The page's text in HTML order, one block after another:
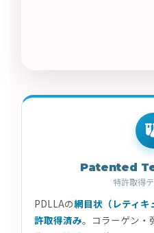
Patented
特許取得
PDLLAの網目状（レティキ
許取得済み。コラーゲン・